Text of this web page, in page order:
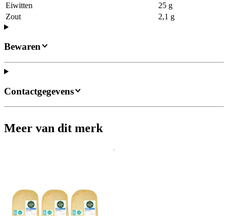
Eiwitten
25 g
Zout
2,1 g
Bewaren
Contactgegevens
Meer van dit merk